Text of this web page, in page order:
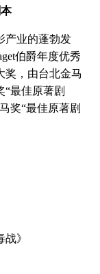
业的蓬勃发
伯爵年度优秀
奖，由台北金马
最佳原著剧
奖“最佳原著剧
》